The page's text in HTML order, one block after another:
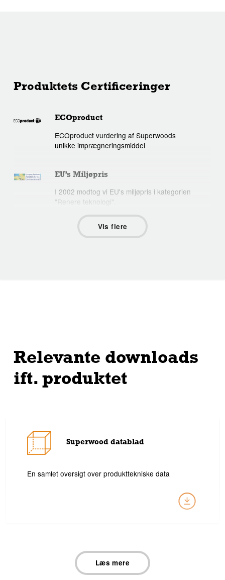
Produktets Certificeringer
ECOproduct
ECOproduct vurdering af Superwoods
unikke imprægneringsmiddel
EU’s Miljøpris
I 2002 modtog vi EU's miljøpris i kategorien
"Renere teknologi".
Cradle Certified® Gold
Vis flere
Relevante downloads
ift. produktet
Superwood datablad
En samlet oversigt over produkttekniske data
SW11 Alfred Hansen, SKAGEN -
Udbudsbeskrivelse
Læs mere